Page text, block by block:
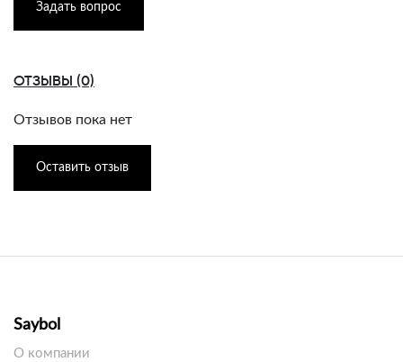
Задать вопрос
ОТЗЫВЫ (0)
Отзывов пока нет
Оставить отзыв
Saybol
О компании